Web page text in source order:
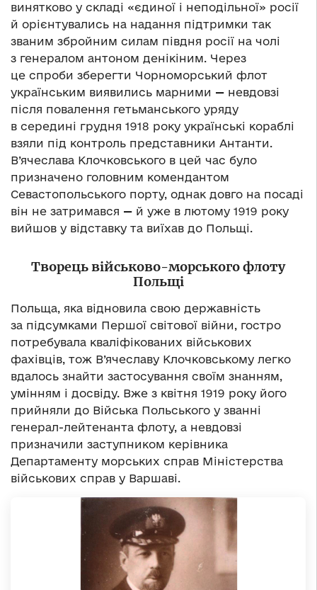
винятково у складі «єдиної і неподільної» росії
й орієнтувались на надання підтримки так
званим збройним силам півдня росії на чолі
з генералом антоном денікіним. Через
це спроби зберегти Чорноморський флот
українським виявились марними — невдовзі
після повалення гетьманського уряду
в середині грудня 1918 року українські кораблі
взяли під контроль представники Антанти.
В’ячеслава Клочковського в цей час було
призначено головним комендантом
Севастопольського порту, однак довго на посаді
він не затримався — й уже в лютому 1919 року
вийшов у відставку та виїхав до Польщі.
Творець військово-морського флоту
Польщі
Польща, яка відновила свою державність
за підсумками Першої світової війни, гостро
потребувала кваліфікованих військових
фахівців, тож В’ячеславу Клочковському легко
вдалось знайти застосування своїм знанням,
умінням і досвіду. Вже з квітня 1919 року його
прийняли до Війська Польського у званні
генерал-лейтенанта флоту, а невдовзі
призначили заступником керівника
Департаменту морських справ Міністерства
військових справ у Варшаві.